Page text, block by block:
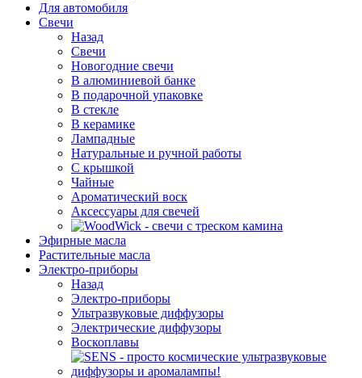
Для автомобиля
Свечи
Назад
Свечи
Новогодние свечи
В алюминиевой банке
В подарочной упаковке
В стекле
В керамике
Лампадные
Натуральные и ручной работы
С крышкой
Чайные
Ароматический воск
Аксессуары для свечей
Эфирные масла
Растительные масла
Электро-приборы
Назад
Электро-приборы
Ультразвуковые диффузоры
Электрические диффузоры
Воскоплавы